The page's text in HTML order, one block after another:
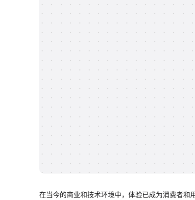
在当今的商业和技术环境中，体验已成为消费者